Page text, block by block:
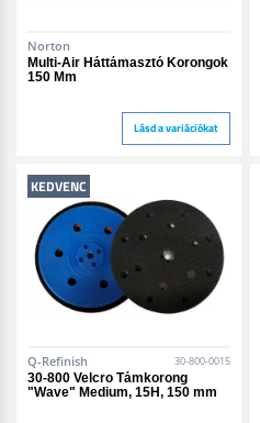
Norton
Multi-Air Háttámasztó Korongok
150 Mm
Lásd a variációkat
KEDVENC
Q-Refinish 30-800-0015
30-800 Velcro Támkorong
"Wave" Medium, 15H, 150 mm